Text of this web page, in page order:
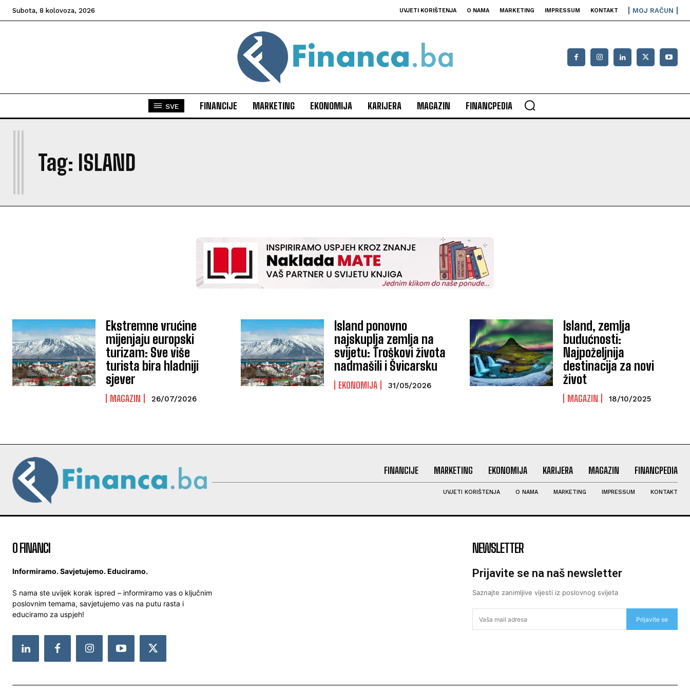
Subota, 8 kolovoza, 2026 UVJETI KORIŠTENJA O NAMA MARKETING IMPRESSUM KONTAKT MOJ RAČUN
SVE FINANCIJE MARKETING EKONOMIJA KARIJERA MAGAZIN FINANCPEDIA
Tag: ISLAND
I
Ekstremne vrućine
mijenjaju europski
turizam: Sve više
turista bira hladniji
sjever
MAGAZIN 26/07/2026
Island ponovno
najskuplja zemlja na
svijetu: Troškovi života
nadmašili i Švicarsku
EKONOMIJA 31/05/2026
Island, zemlja
budućnosti:
Najpoželjnija
destinacija za novi
život
MAGAZIN 18/10/2025
FINANCIJE MARKETING EKONOMIJA KARIJERA MAGAZIN FINANCPEDIA
UVJETI KORIŠTENJA O NAMA MARKETING IMPRESSUM KONTAKT
O FINANCI
Informiramo. Savjetujemo. Educiramo.
S nama ste uvijek korak ispred – informiramo vas o ključnim
poslovnim temama, savjetujemo vas na putu rasta i
educiramo za uspjeh!
NEWSLETTER
Prijavite se na naš newsletter
Saznajte zanimljive vijesti iz poslovnog svijeta
Prijavite se